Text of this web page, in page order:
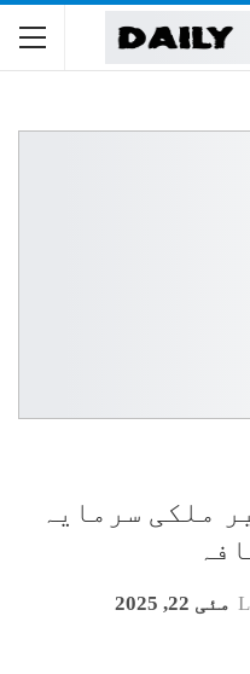
ملکی سرمایہ
مئی 22, 2025